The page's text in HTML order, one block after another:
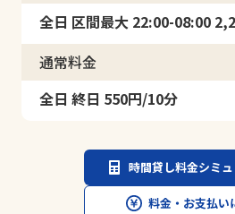
全日 区間最大 22:00-08:00
通常料金
全日 終日 550円/10分
時間貸し料金シミ
料金・お支払い